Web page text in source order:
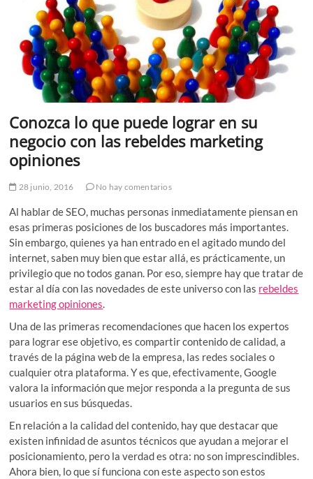
Conozca lo que puede lograr en su
negocio con las rebeldes marketing
opiniones
28 junio, 2016 No hay comentarios
Al hablar de SEO, muchas personas inmediatamente piensan en
esas primeras posiciones de los buscadores más importantes.
Sin embargo, quienes ya han entrado en el agitado mundo del
internet, saben muy bien que estar allá, es prácticamente, un
privilegio que no todos ganan. Por eso, siempre hay que tratar de
estar al día con las novedades de este universo con las rebeldes
marketing opiniones.
Una de las primeras recomendaciones que hacen los expertos
para lograr ese objetivo, es compartir contenido de calidad, a
través de la página web de la empresa, las redes sociales o
cualquier otra plataforma. Y es que, efectivamente, Google
valora la información que mejor responda a la pregunta de sus
usuarios en sus búsquedas.
En relación a la calidad del contenido, hay que destacar que
existen infinidad de asuntos técnicos que ayudan a mejorar el
posicionamiento, pero la verdad es otra: no son imprescindibles.
Ahora bien, lo que sí funciona con este aspecto son estos